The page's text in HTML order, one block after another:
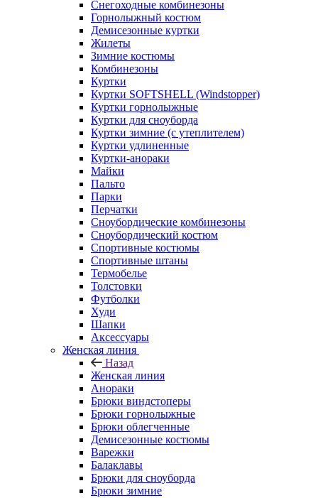
Снегоходные комбинезоны
Горнолыжный костюм
Демисезонные куртки
Жилеты
Зимние костюмы
Комбинезоны
Куртки
Куртки SOFTSHELL (Windstopper)
Куртки горнолыжные
Куртки для сноуборда
Куртки зимние (с утеплителем)
Куртки удлиненные
Куртки-анораки
Майки
Пальто
Парки
Перчатки
Сноубордические комбинезоны
Сноубордический костюм
Спортивные костюмы
Спортивные штаны
Термобелье
Толстовки
Футболки
Худи
Шапки
Аксессуары
Женская линия
Назад
Женская линия
Анораки
Брюки виндстоперы
Брюки горнолыжные
Брюки облегченные
Демисезонные костюмы
Варежки
Балаклавы
Брюки для сноуборда
Брюки зимние